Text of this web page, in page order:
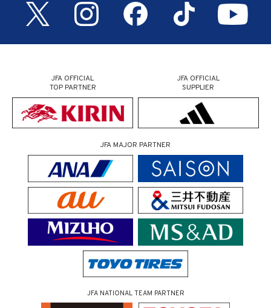
JFA OFFICIAL
TOP PARTNER
JFA OFFICIAL
SUPPLIER
JFA MAJOR PARTNER
JFA NATIONAL TEAM PARTNER